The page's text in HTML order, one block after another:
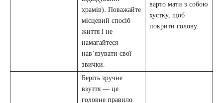
храмів). Поважайте
місцевий спосіб
життя і не
намагайтеся
нав’язувати свої
звички.
варто мати з собою
хустку, щоб
покрити голову.
Беріть зручне
взуття — це
головне правило